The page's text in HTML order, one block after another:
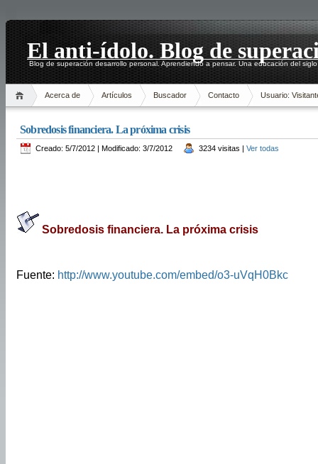
El anti-ídolo. Blog de
Blog de superación desarrollo personal. Aprendiendo a pensar. Una educación del
Acerca de Artículos Buscador Contacto Usuario:
Sobredosis financiera. La próxima crisis
Creado: 5/7/2012 | Modificado: 3/7/2012 3234 visitas | Ver todas
Sobredosis financiera. La próxima crisis
Fuente: http://www.youtube.com/embed/o3-uVqH0Bkc